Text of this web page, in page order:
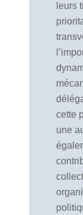
leurs
cette
une